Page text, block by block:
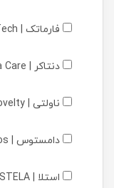
فارماتک | PharmaTech
دنتاکر | Denta Care
ناولتی | Novelty
دامستوس | Domestos
استلا | ISTELA